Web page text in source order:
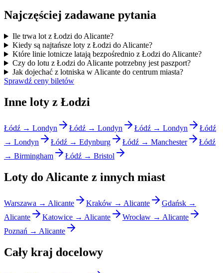
Najczęściej zadawane pytania
Ile trwa lot z Łodzi do Alicante?
Kiedy są najtańsze loty z Łodzi do Alicante?
Które linie lotnicze latają bezpośrednio z Łodzi do Alicante?
Czy do lotu z Łodzi do Alicante potrzebny jest paszport?
Jak dojechać z lotniska w Alicante do centrum miasta?
Sprawdź ceny biletów
Inne loty z Łodzi
Łódź → Londyn Łódź → Londyn Łódź → Londyn
Łódź
→ Londyn
Łódź → Edynburg Łódź → Manchester
Łódź
→ Birmingham
Łódź → Bristol
Loty do Alicante z innych miast
Warszawa → Alicante Kraków → Alicante
Gdańsk →
Alicante
Katowice → Alicante
Wrocław → Alicante
Poznań → Alicante
Cały kraj docelowy